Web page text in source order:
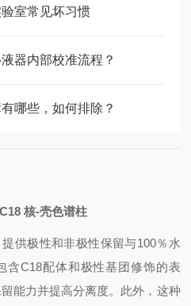
室常见坏习惯
器内部校准流程？
哪些，如何排除？
核-壳色谱柱
供极性和非极性保留与100％水
含C18配体和极性基团修饰的表
能力并提高分离度。此外，这种